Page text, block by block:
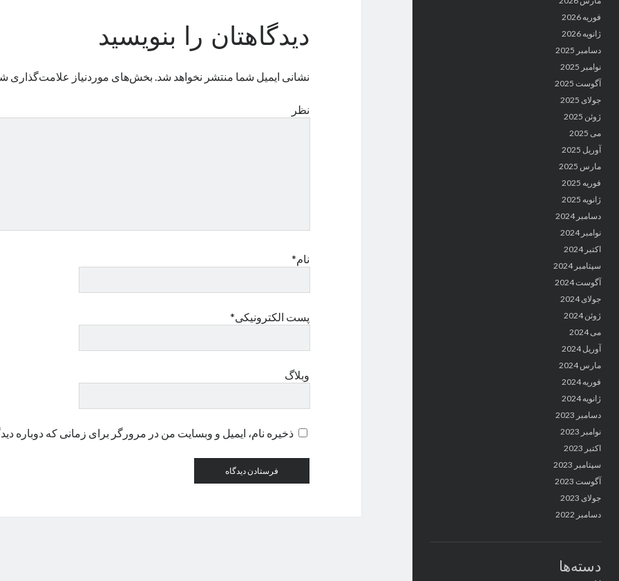
فوریه 2026
ژانویه 2026
دسامبر 2025
نوامبر 2025
آگوست 2025
جولای 2025
ژوئن 2025
می 2025
آوریل 2025
مارس 2025
فوریه 2025
ژانویه 2025
دسامبر 2024
نوامبر 2024
اکتبر 2024
سپتامبر 2024
آگوست 2024
جولای 2024
ژوئن 2024
می 2024
آوریل 2024
مارس 2024
فوریه 2024
ژانویه 2024
دسامبر 2023
نوامبر 2023
اکتبر 2023
سپتامبر 2023
آگوست 2023
جولای 2023
دسامبر 2022
دسته‌ها
دیدگاهتان را بنویسید
نشانی ایمیل شما منتشر نخواهد شد. بخش‌های موردنیاز علامت‌گذاری
نظر
نام*
پست الکترونیکی*
وبلاگ
ذخیره نام، ایمیل و وبسایت من در مرورگر برای زمانی که دوباره